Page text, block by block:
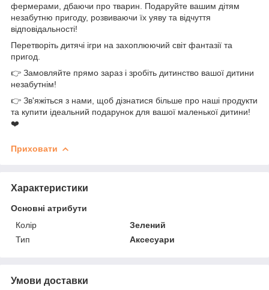
фермерами, дбаючи про тварин. Подаруйте вашим дітям
незабутню пригоду, розвиваючи їх уяву та відчуття
відповідальності!
Перетворіть дитячі ігри на захоплюючий світ фантазії та
пригод.
👉 Замовляйте прямо зараз і зробіть дитинство вашої дитини
незабутнім!
👉 Зв'яжіться з нами, щоб дізнатися більше про наші продукти
та купити ідеальний подарунок для вашої маленької дитини!
❤️
Приховати
Характеристики
Основні атрибути
Колір
Зелений
Тип
Аксесуари
Умови доставки